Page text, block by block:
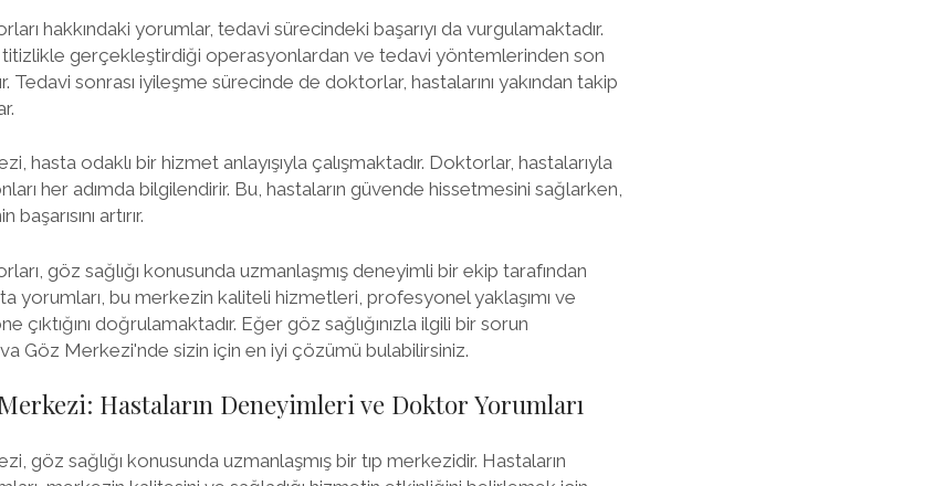
hakkındaki yorumlar, tedavi sürecindeki başarıyı da vurgulamaktadır.
titizlikle gerçekleştirdiği operasyonlardan ve tedavi yöntemlerinden son
Tedavi sonrası iyileşme sürecinde de doktorlar, hastalarını yakından takip
hasta odaklı bir hizmet anlayışıyla çalışmaktadır. Doktorlar, hastalarıyla
her adımda bilgilendirir. Bu, hastaların güvende hissetmesini sağlarken,
artırır.
göz sağlığı konusunda uzmanlaşmış deneyimli bir ekip tarafından
yorumları, bu merkezin kaliteli hizmetleri, profesyonel yaklaşımı ve
çıktığını doğrulamaktadır. Eğer göz sağlığınızla ilgili bir sorun
Göz Merkezi'nde sizin için en iyi çözümü bulabilirsiniz.
Hastaların Deneyimleri ve Doktor Yorumları
göz sağlığı konusunda uzmanlaşmış bir tıp merkezidir. Hastaların